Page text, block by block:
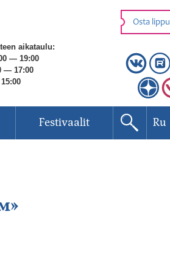
aikataulu:
— 19:00
— 17:00
Osta lippu
Festivaalit Ru